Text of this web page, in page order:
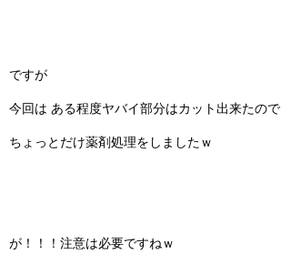
ですが
今回は ある程度ヤバイ部分はカット出来たので
ちょっとだけ薬剤処理をしましたｗ
が！！！注意は必要ですねｗ